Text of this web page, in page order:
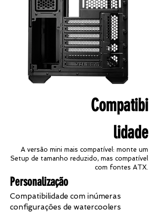
Compatibi
lidade
A versão mini mais compatível: monte um
Setup de tamanho reduzido, mas compatível
com fontes ATX.
Personalização
Compatibilidade com inúmeras
configurações de watercoolers